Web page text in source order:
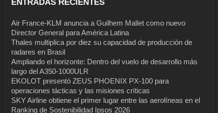
ENTRADAS RECIENTES
Air France-KLM anuncia a Guilhem Mallet como nuevo
Director General para América Latina
Thales multiplica por diez su capacidad de producción de
radares en Brasil
Ampliando el horizonte: Dentro del vuelo de desarrollo más
largo del A350-1000ULR
EKOLOT presentó ZEUS PHOENIX PX-100 para
operaciones tácticas y las misiones críticas
SKY Airline obtiene el primer lugar entre las aerolíneas en el
Ranking de Sostenibilidad Ipsos 2026